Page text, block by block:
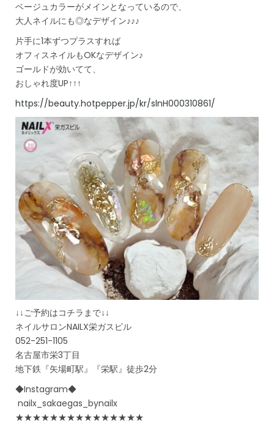
ベージュカラーがメインとなっているので、
大人ネイルにも◎なデザイン♪♪♪
片手に1本ずつプラスすれば
オフィスネイルもOKなデザイン♪
ゴールドが効いてて、
おしゃれ度UP↑↑↑
https://beauty.hotpepper.jp/kr/slnH000310861/
↓↓ご予約はコチラまで↓↓
ネイルサロンNAILX栄ガスビル
052-251-1105
名古屋市栄3丁目
地下鉄『矢場町駅』『栄駅』徒歩2分
◆Instagram◆
nailx_sakaegas_bynailx
★★★★★★★★★★★★★★★